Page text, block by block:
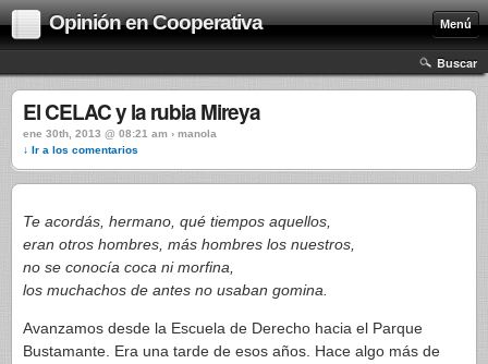
Opinión en Cooperativa Menú
Buscar
El CELAC y la rubia Mireya
ene 30th, 2013 @ 08:21 am › manola
↓ Ir a los comentarios
Te acordás, hermano, qué tiempos aquellos,
eran otros hombres, más hombres los nuestros,
no se conocía coca ni morfina,
los muchachos de antes no usaban gomina.
Avanzamos desde la Escuela de Derecho hacia el Parque
Bustamante. Era una tarde de esos años. Hace algo más de